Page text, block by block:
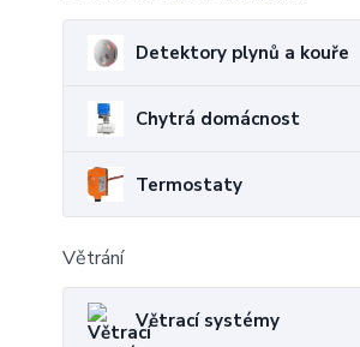
Detektory plynů a kouře
Chytrá domácnost
Termostaty
Větrání
Větrací systémy